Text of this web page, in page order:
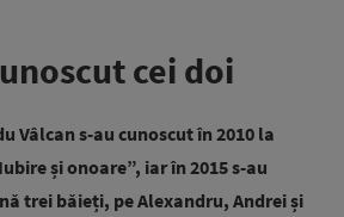
cei doi
Vâlcan s-au cunoscut în 2010 la
și onoare”, iar în 2015 s-au
trei băieți, pe Alexandru, Andrei și